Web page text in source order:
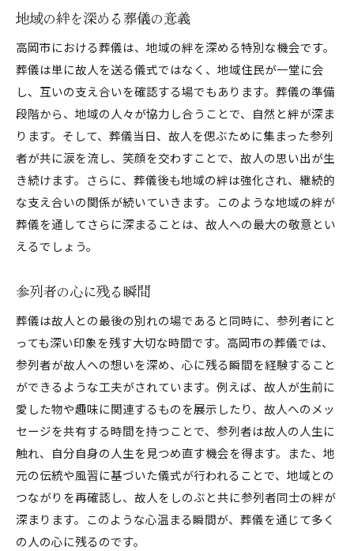
地域の絆を深める葬儀の意義
高岡市における葬儀は、地域の絆を深める特別な機会です。
葬儀は単に故人を送る儀式ではなく、地域住民が一堂に会
し、互いの支え合いを確認する場でもあります。葬儀の準備
段階から、地域の人々が協力し合うことで、自然と絆が深ま
ります。そして、葬儀当日、故人を偲ぶために集まった参列
者が共に涙を流し、笑顔を交わすことで、故人の思い出が生
き続けます。さらに、葬儀後も地域の絆は強化され、継続的
な支え合いの関係が続いていきます。このような地域の絆が
葬儀を通してさらに深まることは、故人への最大の敬意とい
えるでしょう。
参列者の心に残る瞬間
葬儀は故人との最後の別れの場であると同時に、参列者にと
っても深い印象を残す大切な時間です。高岡市の葬儀では、
参列者が故人への想いを深め、心に残る瞬間を経験すること
ができるような工夫がされています。例えば、故人が生前に
愛した物や趣味に関連するものを展示したり、故人へのメッ
セージを共有する時間を持つことで、参列者は故人の人生に
触れ、自分自身の人生を見つめ直す機会を得ます。また、地
元の伝統や風習に基づいた儀式が行われることで、地域との
つながりを再確認し、故人をしのぶと共に参列者同士の絆が
深まります。このような心温まる瞬間が、葬儀を通じて多く
の人の心に残るのです。